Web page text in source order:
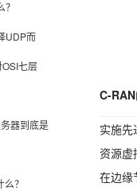
UDP而
七层
器到底是
？
C-RAN
实施先
资源虚
在边缘